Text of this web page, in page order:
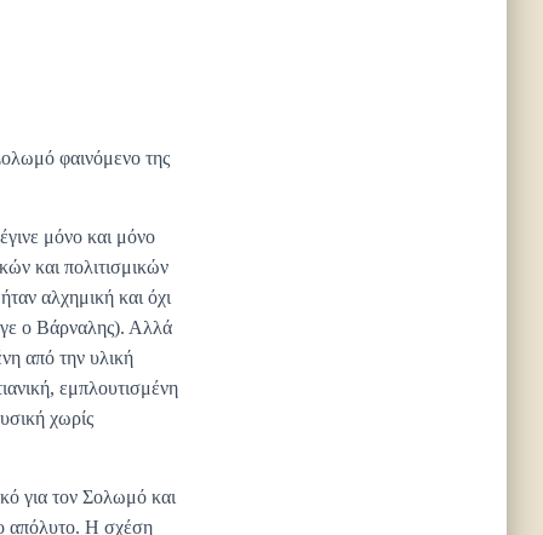
φαινόμενο της
μόνο και μόνο
και πολιτισμικών
αλχημική και όχι
ο Βάρναλης). Αλλά
από την υλική
εμπλουτισμένη
χωρίς
για τον Σολωμό και
απόλυτο. Η σχέση